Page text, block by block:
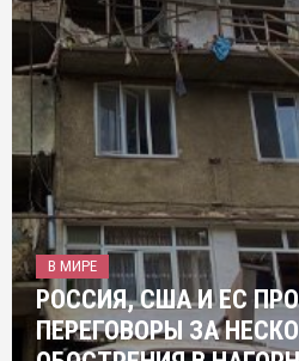
В МИРЕ
РОССИЯ, США И ЕС
ПЕРЕГОВОРЫ ЗА